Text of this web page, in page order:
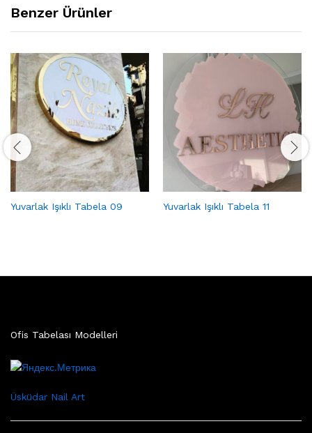
Benzer Ürünler
Yuvarlak Işıklı Tabela 09 Yuvarlak Işıklı Tabela 11
Ofis Tabelası Modelleri
Üsküdar Nail Art